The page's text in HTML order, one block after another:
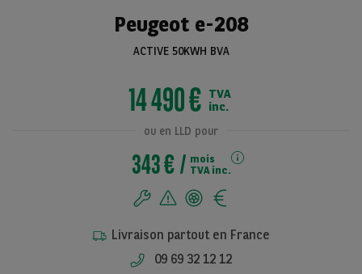
Peugeot e-208
ACTIVE 50KWH BVA
14 490 € TVA
inc.
ou en LLD pour
343 €
mois
TVA inc.
Livraison partout en France
09 69 32 12 12